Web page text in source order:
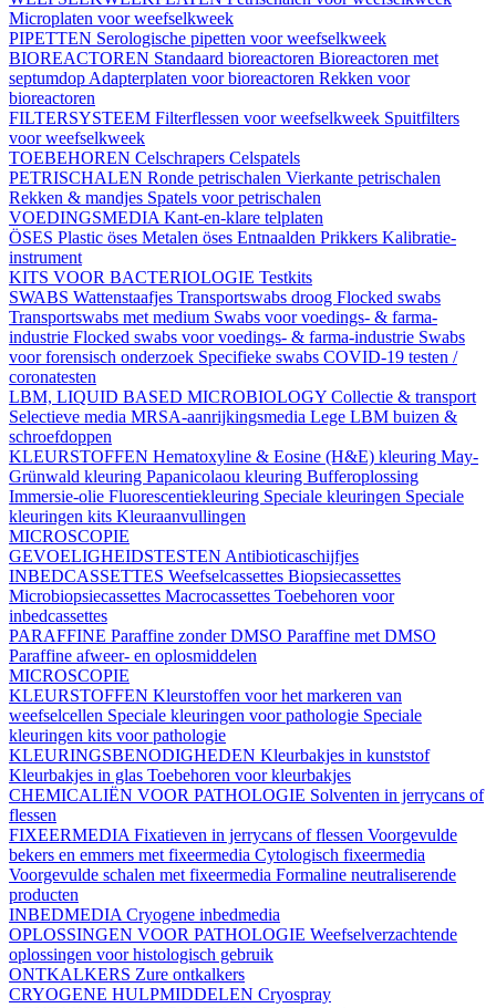
Microplaten voor weefselkweek
PIPETTEN Serologische pipetten voor weefselkweek
BIOREACTOREN Standaard bioreactoren Bioreactoren met
septumdop Adapterplaten voor bioreactoren Rekken voor
bioreactoren
FILTERSYSTEEM Filterflessen voor weefselkweek Spuitfilters
voor weefselkweek
TOEBEHOREN Celschrapers Celspatels
PETRISCHALEN Ronde petrischalen Vierkante petrischalen
Rekken & mandjes Spatels voor petrischalen
VOEDINGSMEDIA Kant-en-klare telplaten
ÖSES Plastic öses Metalen öses Entnaalden Prikkers Kalibratie-
instrument
KITS VOOR BACTERIOLOGIE Testkits
SWABS Wattenstaafjes Transportswabs droog Flocked swabs
Transportswabs met medium Swabs voor voedings- & farma-
industrie Flocked swabs voor voedings- & farma-industrie Swabs
voor forensisch onderzoek Specifieke swabs COVID-19 testen /
coronatesten
LBM, LIQUID BASED MICROBIOLOGY Collectie & transport
Selectieve media MRSA-aanrijkingsmedia Lege LBM buizen &
schroefdoppen
KLEURSTOFFEN Hematoxyline & Eosine (H&E) kleuring May-
Grünwald kleuring Papanicolaou kleuring Bufferoplossing
Immersie-olie Fluorescentiekleuring Speciale kleuringen Speciale
kleuringen kits Kleuraanvullingen
MICROSCOPIE
GEVOELIGHEIDSTESTEN Antibioticaschijfjes
INBEDCASSETTES Weefselcassettes Biopsiecassettes
Microbiopsiecassettes Macrocassettes Toebehoren voor
inbedcassettes
PARAFFINE Paraffine zonder DMSO Paraffine met DMSO
Paraffine afweer- en oplosmiddelen
MICROSCOPIE
KLEURSTOFFEN Kleurstoffen voor het markeren van
weefselcellen Speciale kleuringen voor pathologie Speciale
kleuringen kits voor pathologie
KLEURINGSBENODIGHEDEN Kleurbakjes in kunststof
Kleurbakjes in glas Toebehoren voor kleurbakjes
CHEMICALIËN VOOR PATHOLOGIE Solventen in jerrycans of
flessen
FIXEERMEDIA Fixatieven in jerrycans of flessen Voorgevulde
bekers en emmers met fixeermedia Cytologisch fixeermedia
Voorgevulde schalen met fixeermedia Formaline neutraliserende
producten
INBEDMEDIA Cryogene inbedmedia
OPLOSSINGEN VOOR PATHOLOGIE Weefselverzachtende
oplossingen voor histologisch gebruik
ONTKALKERS Zure ontkalkers
CRYOGENE HULPMIDDELEN Cryospray